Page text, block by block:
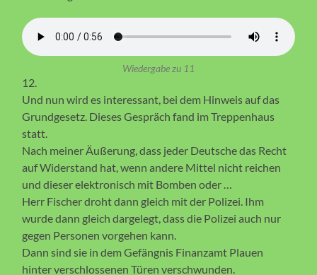
Wiedergabe zu 11
12.
Und nun wird es interessant, bei dem Hinweis auf das
Grundgesetz. Dieses Gespräch fand im Treppenhaus
statt.
Nach meiner Äußerung, dass jeder Deutsche das Recht
auf Widerstand hat, wenn andere Mittel nicht reichen
und dieser elektronisch mit Bomben oder …
Herr Fischer droht dann gleich mit der Polizei. Ihm
wurde dann gleich dargelegt, dass die Polizei auch nur
gegen Personen vorgehen kann.
Dann sind sie in dem Gefängnis Finanzamt Plauen
hinter verschlossenen Türen verschwunden.